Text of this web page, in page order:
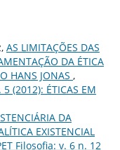
AS LIMITAÇÕES DAS
DA ÉTICA
HANS JONAS ,
(2012): ÉTICAS EM
DA
EXISTENCIAL
Filosofia: v. 6 n. 12